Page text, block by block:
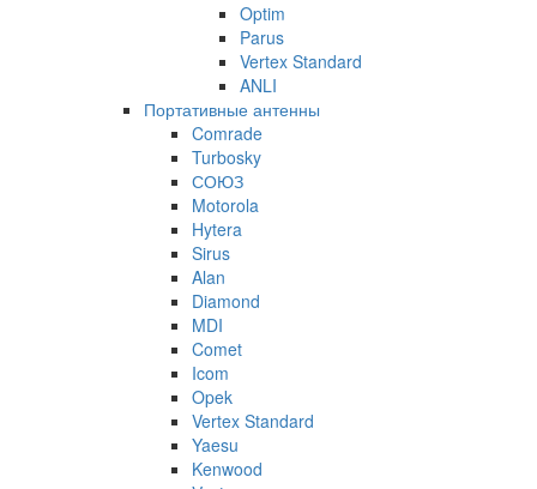
Optim
Parus
Vertex Standard
ANLI
Портативные антенны
Comrade
Turbosky
СОЮЗ
Motorola
Hytera
Sirus
Alan
Diamond
MDI
Comet
Icom
Opek
Vertex Standard
Yaesu
Kenwood